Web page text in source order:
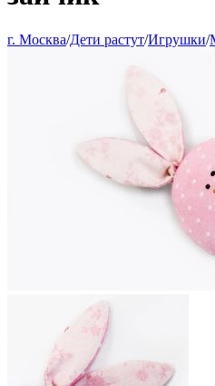
г. Москва/Дети растут/Игрушки/